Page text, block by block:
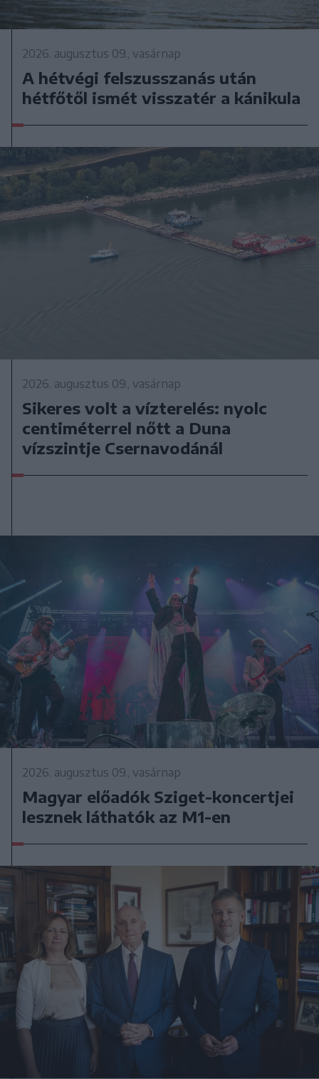
2026. augusztus 09., vasárnap
A hétvégi felszusszanás után
hétfőtől ismét visszatér a kánikula
2026. augusztus 09., vasárnap
Sikeres volt a vízterelés: nyolc
centiméterrel nőtt a Duna
vízszintje Csernavodánál
2026. augusztus 09., vasárnap
Magyar előadók Sziget-koncertjei
lesznek láthatók az M1-en